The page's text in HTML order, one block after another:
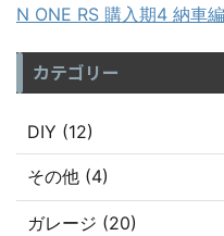
N ONE RS 購入期4 納車編
カテゴリー
DIY (12)
その他 (4)
ガレージ (20)